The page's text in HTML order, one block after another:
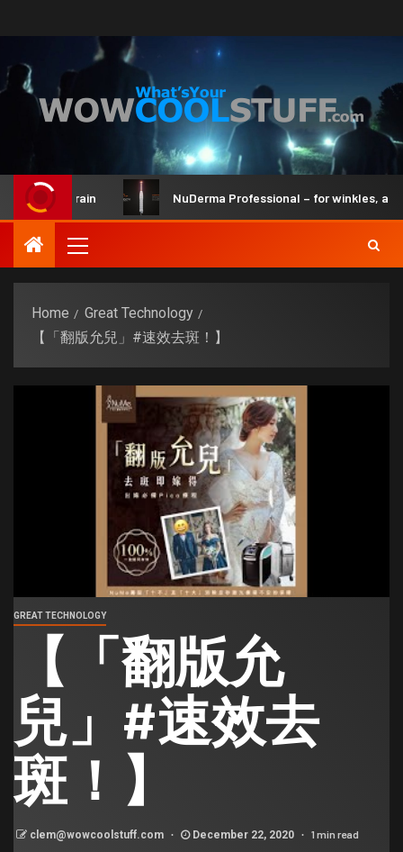
Brain NuDerma Professional – for winkles, acne &
Home
Great Technology
【「翻版允兒」#速效去斑！】
GREAT TECHNOLOGY
【「翻版允
兒」#速效去
斑！】
clem@wowcoolstuff.com December 22, 2020 1 min read